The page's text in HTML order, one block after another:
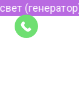
интернет для